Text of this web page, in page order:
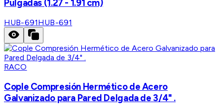
Pulgadas (1.27 - 1.91 cm)
HUB-691HUB-691
RACO
Cople Compresión Hermético de Acero
Galvanizado para Pared Delgada de 3/4" .